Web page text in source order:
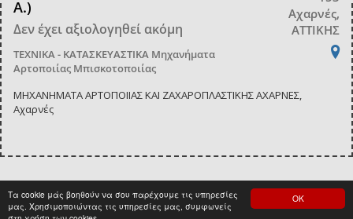
ΟΚ
Τα cookie μάς βοηθούν να σου παρέχουμε τις υπηρεσίες
μας. Χρησιμοποιώντας τις υπηρεσίες μας, συμφωνείς
Α.)
Δεν έχει αξιολογηθεί ακόμη
ΤΕΧΝΙΚΑ - ΚΑΤΑΣΚΕΥΑΣΤΙΚΑ Μηχανήματα
Αρτοποιίας Μπισκοτοποιίας
Αχαρνές,
ΑΤΤΙΚΗΣ
ΜΗΧΑΝΗΜΑΤΑ ΑΡΤΟΠΟΙΙΑΣ ΚΑΙ ΖΑΧΑΡΟΠΛΑΣΤΙΚΗΣ ΑΧΑΡΝΕΣ,
Αχαρνές
< 1 >